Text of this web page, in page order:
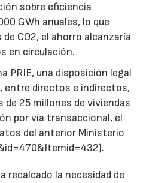
sobre eficiencia
GWh anuales, lo que
CO2, el ahorro alcanzaría
en circulación.
PRIE, una disposición legal
entre directos e indirectos,
25 millones de viviendas
por vía transaccional, el
del anterior Ministerio
recalcado la necesidad de